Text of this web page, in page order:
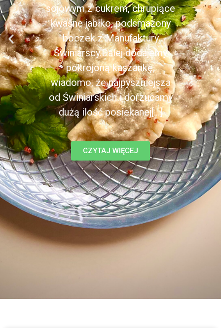
sojowym z cukrem, chrupiące
kwaśne jabłko, podsmażony
boczek z Manufaktury
Świniarscy.Dalej dodajemy
pokrojoną kaszankę,
wiadomo, że najpyszniejsza
od Świniarskich i dorzucamy
dużą ilość posiekanej[...]
CZYTAJ WIĘCEJ